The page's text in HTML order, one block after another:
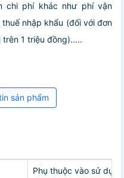
chi phí khác như phí vận
nhập khẩu (đối với đơn
1 triệu đồng).....
sản phẩm
Phụ thuộc vào sử dụng